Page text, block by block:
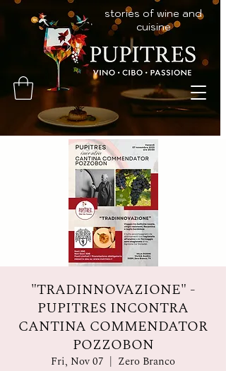
stories of wine and
cuisine
"TRADINNOVAZIONE" -
PUPITRES INCONTRA
CANTINA COMMENDATOR
POZZOBON
Fri, Nov 07
  |
Zero Branco